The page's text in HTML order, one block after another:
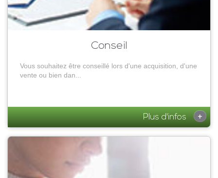
Conseil
Vous souhaitez être conseillé lors d'une acquisition, d'une
vente ou bien dan...
Plus d'infos +